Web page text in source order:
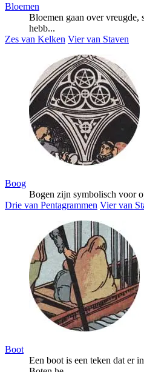
Bloemen
Bloemen gaan over vreugde,
hebb...
Zes van Kelken Vier van Staven
Boog
Bogen zijn symbolisch voor
Drie van Pentagrammen Vier van
Boot
Een boot is een teken dat er